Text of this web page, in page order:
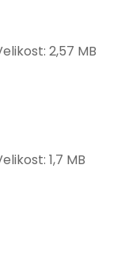
2,57 MB
1,7 MB